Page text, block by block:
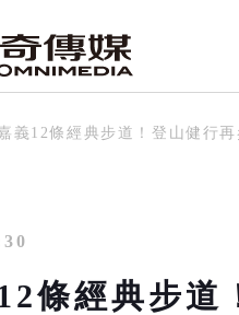
義12條經典步道！登山健行
條經典步道